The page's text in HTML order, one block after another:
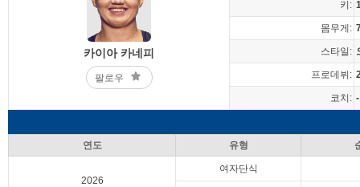
카이아 카네피
팔로우
키:
몸무게:
스타일:
프로데뷔:
코치: -
연도 유형
2026
여자단식